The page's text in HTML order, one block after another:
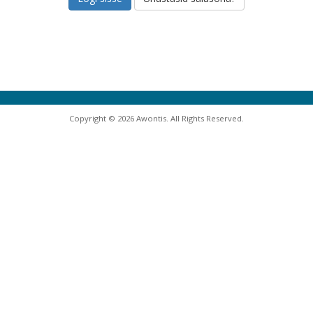
Copyright © 2026 Awontis. All Rights Reserved.